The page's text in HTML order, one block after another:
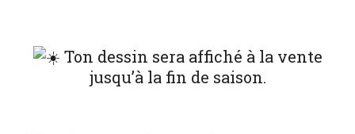
Ton dessin sera affiché à la vente
jusqu’à la fin de saison.